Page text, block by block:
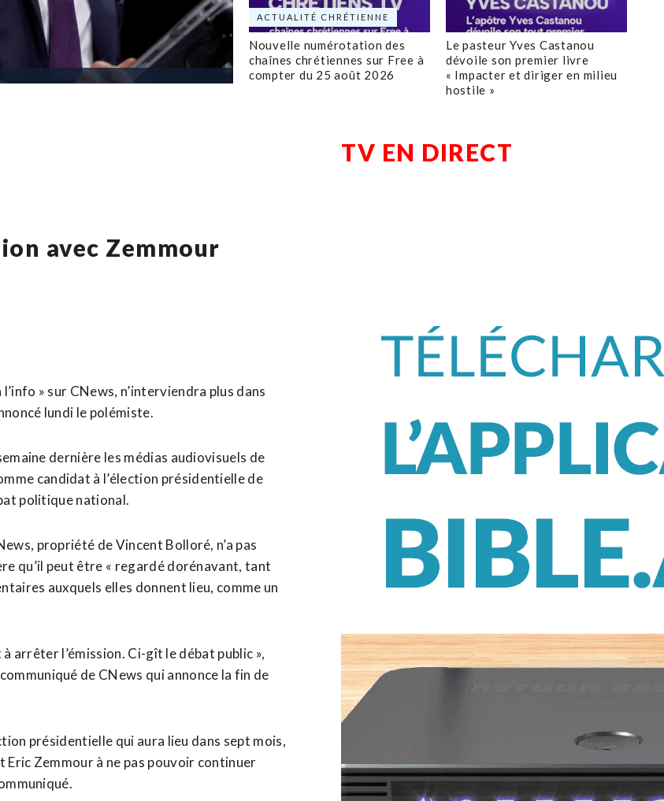
ACTUALITÉ CHRÉTIENNE
Nouvelle numérotation des
chaînes chrétiennes sur Free à
compter du 25 août 2026
Le pasteur Yves Castanou
dévoile son premier livre
« Impacter et diriger en milieu
hostile »
avec Zemmour
» sur CNews, n’interviendra plus dans
lundi le polémiste.
dernière les médias audiovisuels de
candidat à l’élection présidentielle de
politique national.
propriété de Vincent Bolloré, n’a pas
qu’il peut être « regardé dorénavant, tant
auxquels elles donnent lieu, comme un
arrêter l’émission. Ci-gît le débat public »,
de CNews qui annonce la fin de
présidentielle qui aura lieu dans sept mois,
Eric Zemmour à ne pas pouvoir continuer
TV EN DIRECT